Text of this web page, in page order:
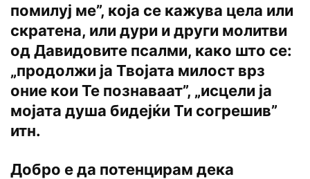
помилуј ме”, која се кажува цела или
скратена, или дури и други молитви
од Давидовите псалми, како што се:
„продолжи ја Твојата милост врз
оние кои Те познаваат”, „исцели ја
мојата душа бидејќи Ти согрешив”
итн.
Добро е да потенцирам дека